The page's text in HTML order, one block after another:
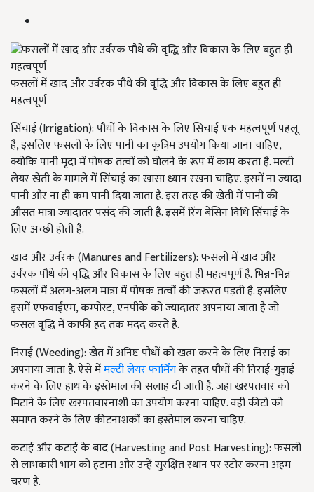
फसलों में खाद और उर्वरक पौधे की वृद्धि और विकास के लिए बहुत ही
महत्वपूर्ण
सिंचाई (Irrigation): पौधों के विकास के लिए सिंचाई एक महत्वपूर्ण पहलू
है, इसलिए फसलों के लिए पानी का कृत्रिम उपयोग किया जाना चाहिए,
क्योंकि पानी मृदा में पोषक तत्वों को घोलने के रूप में काम करता है. मल्टी
लेयर खेती के मामले में सिंचाई का खासा ध्यान रखना चाहिए. इसमें ना ज्यादा
पानी और ना ही कम पानी दिया जाता है. इस तरह की खेती में पानी की
औसत मात्रा ज्यादातर पसंद की जाती है. इसमें रिंग बेसिन विधि सिंचाई के
लिए अच्छी होती है.
खाद और उर्वरक (Manures and Fertilizers): फसलों में खाद और
उर्वरक पौधे की वृद्धि और विकास के लिए बहुत ही महत्वपूर्ण है. भिन्न-भिन्न
फसलों में अलग-अलग मात्रा में पोषक तत्वों की जरूरत पड़ती है. इसलिए
इसमें एफवाईएम, कम्पोस्ट, एनपीके को ज्यादातर अपनाया जाता है जो
फसल वृद्धि में काफी हद तक मदद करते हैं.
निराई (Weeding): खेत में अनिष्ट पौधों को खत्म करने के लिए निराई का
अपनाया जाता है. ऐसे मेंमल्टी लेयर फार्मिंगके तहत पौधों की निराई-गुड़ाई
करने के लिए हाथ के इस्तेमाल की सलाह दी जाती है. जहां खरपतवार को
मिटाने के लिए खरपतवारनाशी का उपयोग करना चाहिए. वहीं कीटों को
समाप्त करने के लिए कीटनाशकों का इस्तेमाल करना चाहिए.
कटाई और कटाई के बाद (Harvesting and Post Harvesting): फसलों
से लाभकारी भाग को हटाना और उन्हें सुरक्षित स्थान पर स्टोर करना अहम
चरण है.